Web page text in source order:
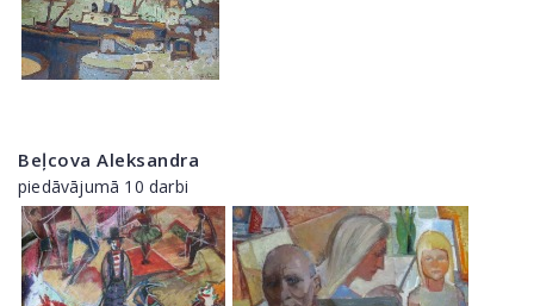
Beļcova Aleksandra
piedāvājumā 10 darbi